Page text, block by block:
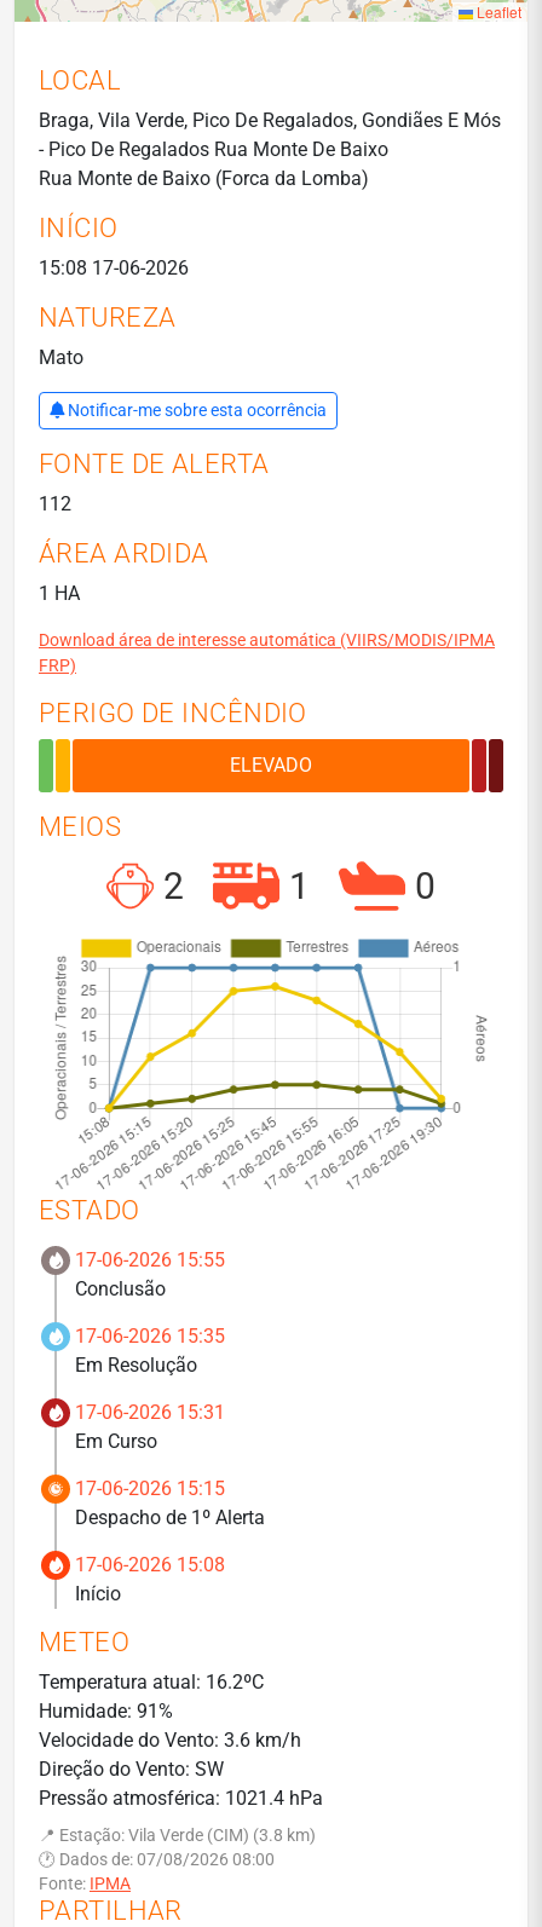
Leaflet
LOCAL
Braga, Vila Verde, Pico De Regalados, Gondiães E Mós
- Pico De Regalados Rua Monte De Baixo
Rua Monte de Baixo (Forca da Lomba)
INÍCIO
15:08 17-06-2026
NATUREZA
Mato
Notificar-me sobre esta ocorrência
FONTE DE ALERTA
112
ÁREA ARDIDA
1 HA
Download área de interesse automática (VIIRS/MODIS/IPMA
FRP)
PERIGO DE INCÊNDIO
MEIOS
2 1 0
ESTADO
17-06-2026 15:55
Conclusão
17-06-2026 15:35
Em Resolução
17-06-2026 15:31
Em Curso
17-06-2026 15:15
Despacho de 1º Alerta
17-06-2026 15:08
Início
METEO
Temperatura atual: 16.2ºC
Humidade: 91%
Velocidade do Vento: 3.6 km/h
Direção do Vento: SW
Pressão atmosférica: 1021.4 hPa
📍 Estação: Vila Verde (CIM) (3.8 km)
🕐 Dados de: 07/08/2026 08:00
Fonte: IPMA
PARTILHAR